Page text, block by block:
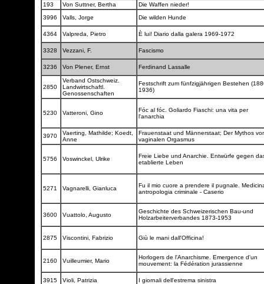
193 Von Suttner, Bertha
Die Waffen nieder!
3996
Valls, Jorge Die wilden Hunde
4364 Valpreda, Pietro È lui! Diario dalla galera 1969-1972
3328 Vezzani, F. Fascismo
3236 Von Plener, Ernst Ferdinand Lassalle
2850
Verband Ostschweiz.
Landwirtschaftl.
Genossenschaften
Festschrift zum fünfzigjährigen Bestehen
1936)
5230 Vatteroni, Gino
Fóc al fóc. Goliardo Fiaschi: una vita per
l'anarchia
3970
Vaerting, Mathilde; Koedt,
Anne
Frauenstaat und Männerstaat; Der Mythos
vaginalen Orgasmus
5756 Voswinckel, Ulrike
Freie Liebe und Anarchie. Entwürfe gegen
etablierte Leben
5271 Vagnarelli, Gianluca
Fu il mio cuore a prendere il pugnale.
antropologia criminale - Caserio
3600 Vuattolo, Augusto
Geschichte des Schweizerischen Bau-und
Holzarbeiterverbandes 1873-1953
2875 Viscontini, Fabrizio Giù le mani dall'Officina!
2160 Vuilleumier, Mario
Horlogers de l'Anarchisme. Emergence d'un
mouvement: la Fédération jurassienne
3915 Violi, Patrizia I giornali dell'estrema sinistra